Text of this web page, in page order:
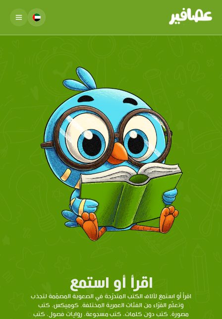
اقرأ أو استمع
اقرأ أو استمع لآلاف الكتب المتدرّحة في الصعوبة المصمّمة لتجذب
وتعلّم القرّاء من الفئات العمرية المختلفة. كوميكس، كتب
مصورة، كتب دون كلمات، كتب مسجوعة، روايات فصول، كتب